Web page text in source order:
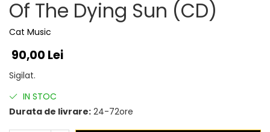
Of The Dying Sun (CD)
Cat Music
90,00 Lei
Sigilat.
IN STOC
Durata de livrare: 24-72ore